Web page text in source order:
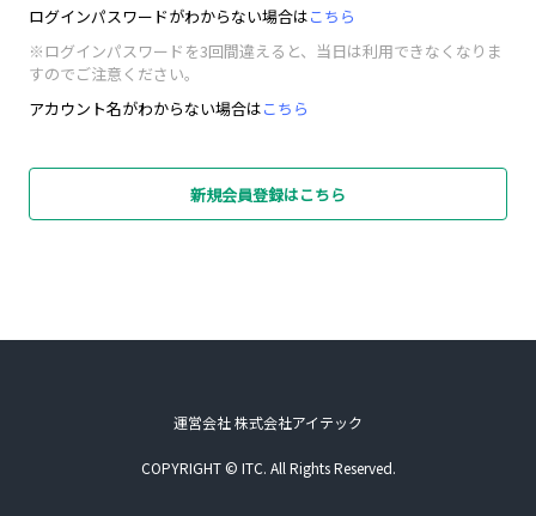
ログインパスワードがわからない場合はこちら
※ログインパスワードを3回間違えると、当日は利用できなくなりま
すのでご注意ください。
アカウント名がわからない場合はこちら
新規会員登録はこちら
運営会社 株式会社アイテック
COPYRIGHT © ITC. All Rights Reserved.